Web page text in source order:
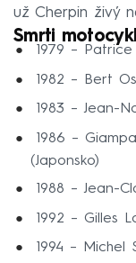
už Cherpin živý
Smrti
1979 –⁠
1982 –⁠ Bert
1983 –⁠ Jean-
1986 –⁠
(Japonsko)
1988 –⁠ Jean-
1992 –⁠ Gilles
1994 –⁠ Michel